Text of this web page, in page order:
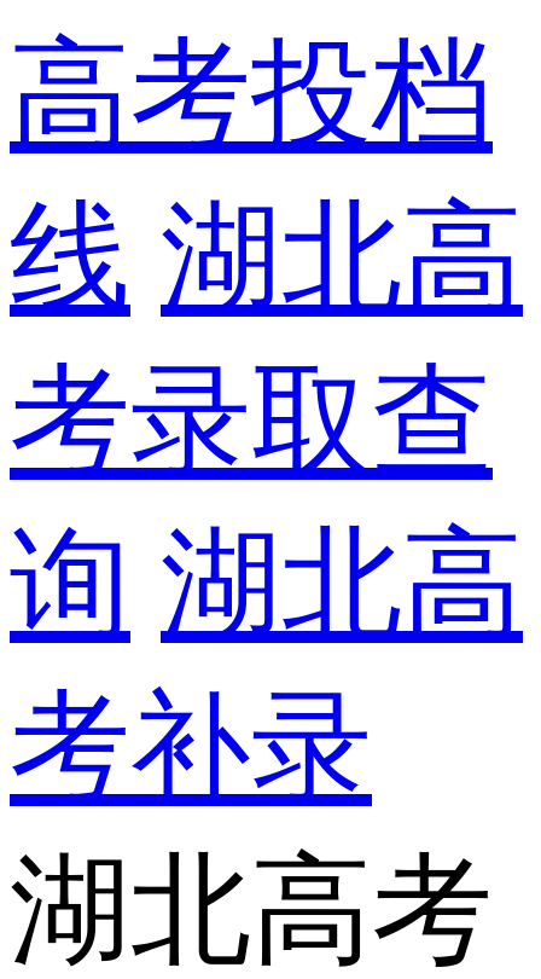
高考投档
线 湖北高
考录取查
询 湖北高
考补录
湖北高考